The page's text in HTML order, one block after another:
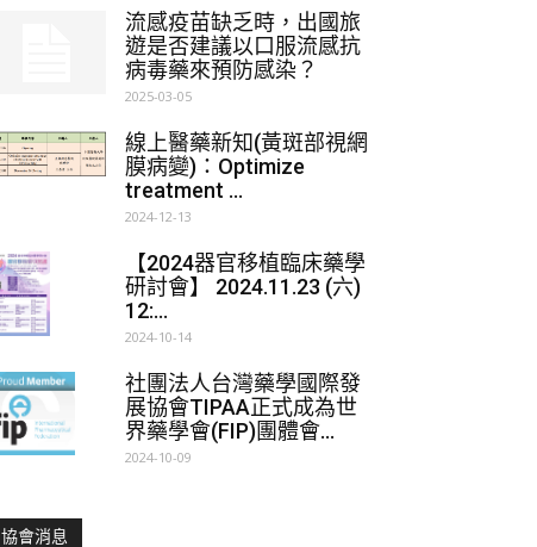
流感疫苗缺乏時，出國旅
遊是否建議以口服流感抗
病毒藥來預防感染？
2025-03-05
線上醫藥新知(黃斑部視網
膜病變)：Optimize
treatment ...
2024-12-13
【2024器官移植臨床藥學
研討會】 2024.11.23 (六)
12:...
2024-10-14
社團法人台灣藥學國際發
展協會TIPAA正式成為世
界藥學會(FIP)團體會...
2024-10-09
協會消息